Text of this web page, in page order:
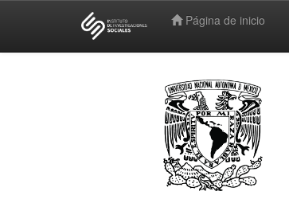
Página de inicio